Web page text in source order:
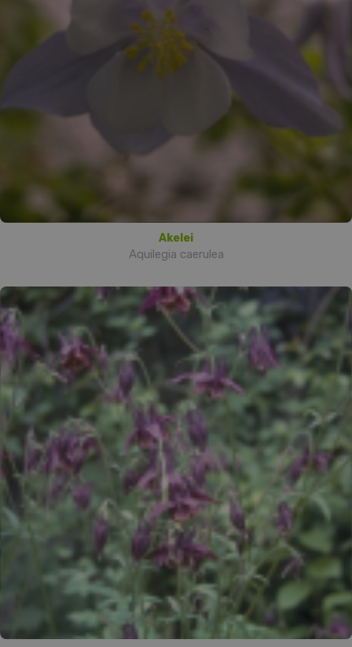
Akelei
Aquilegia caerulea